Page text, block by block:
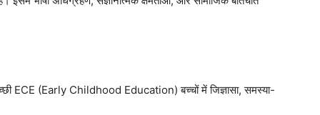
ECE (Early Childhood Education) बच्चों में जिज्ञासा, समस्या-